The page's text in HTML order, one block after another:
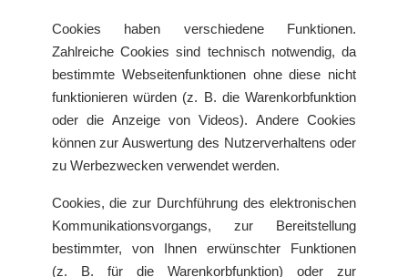
Cookies haben verschiedene Funktionen.
Zahlreiche Cookies sind technisch notwendig, da
bestimmte Webseitenfunktionen ohne diese nicht
funktionieren würden (z. B. die Warenkorbfunktion
oder die Anzeige von Videos). Andere Cookies
können zur Auswertung des Nutzerverhaltens oder
zu Werbezwecken verwendet werden.
Cookies, die zur Durchführung des elektronischen
Kommunikationsvorgangs, zur Bereitstellung
bestimmter, von Ihnen erwünschter Funktionen
(z. B. für die Warenkorbfunktion) oder zur